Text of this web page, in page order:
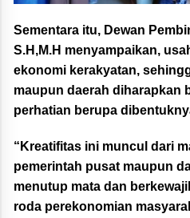
Sementara itu, Dewan
S.H,M.H menyampaikan,
ekonomi kerakyatan,
maupun daerah diharapkan
perhatian berupa
“Kreatifitas ini muncul dari
pemerintah pusat maupun
menutup mata dan
roda perekonomian